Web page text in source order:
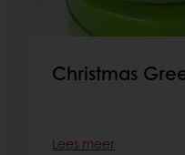
Christmas
Lees meer